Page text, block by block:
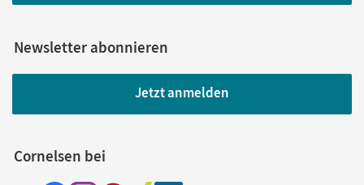
Newsletter abonnieren
Jetzt anmelden
Cornelsen bei